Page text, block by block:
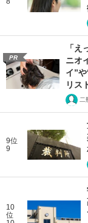
PR
「
ニオ
イ”
リス
二
9位
9
10
位